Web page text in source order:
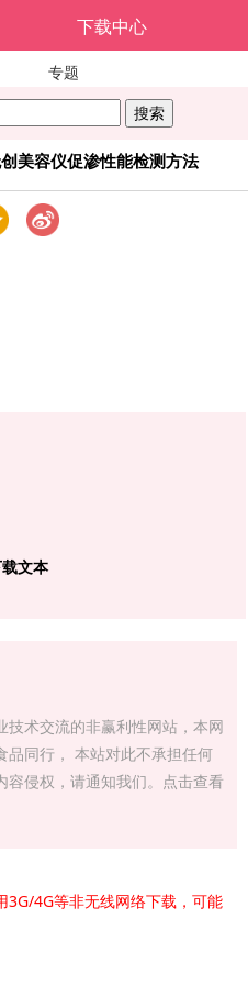
下载中心
专题
美容仪促渗性能检测方法
文本
术交流的非赢利性网站，本网
品同行， 本站对此不承担任何
容侵权，请通知我们。点击查看
3G/4G等非无线网络下载，可能